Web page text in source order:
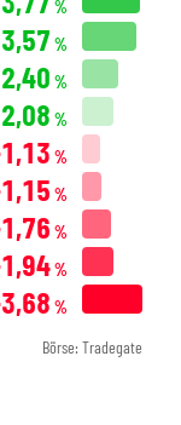
%
%
%
%
%
%
%
%
%
Börse: Tradegate